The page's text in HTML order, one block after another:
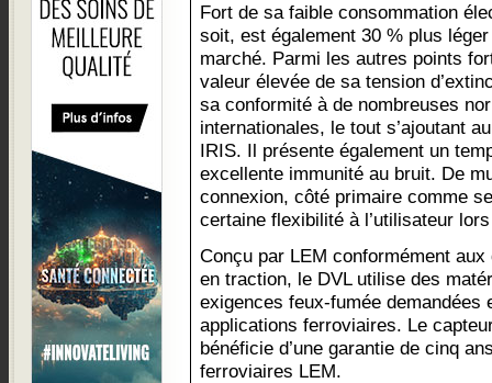
Fort de sa faible consommation
soit, est également 30 % plus
marché. Parmi les autres points
valeur élevée de sa tension
sa conformité à de nombreuses
internationales, le tout s’ajoutant
IRIS. Il présente également un
excellente immunité au bruit. De
connexion, côté primaire comme
certaine flexibilité à l’utilisateur
Conçu par LEM conformément
en traction, le DVL utilise des
exigences feux-fumée demandées
applications ferroviaires. Le
bénéficie d’une garantie de cinq
ferroviaires LEM.